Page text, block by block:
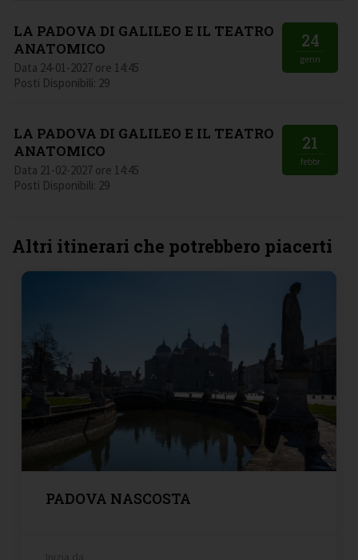
LA PADOVA DI GALILEO E IL TEATRO
ANATOMICO
Data 24-01-2027 ore 14:45
Posti Disponibili: 29
24
genn
LA PADOVA DI GALILEO E IL TEATRO
ANATOMICO
Data 21-02-2027 ore 14:45
Posti Disponibili: 29
21
febbr
Altri itinerari che potrebbero piacerti
PADOVA NASCOSTA